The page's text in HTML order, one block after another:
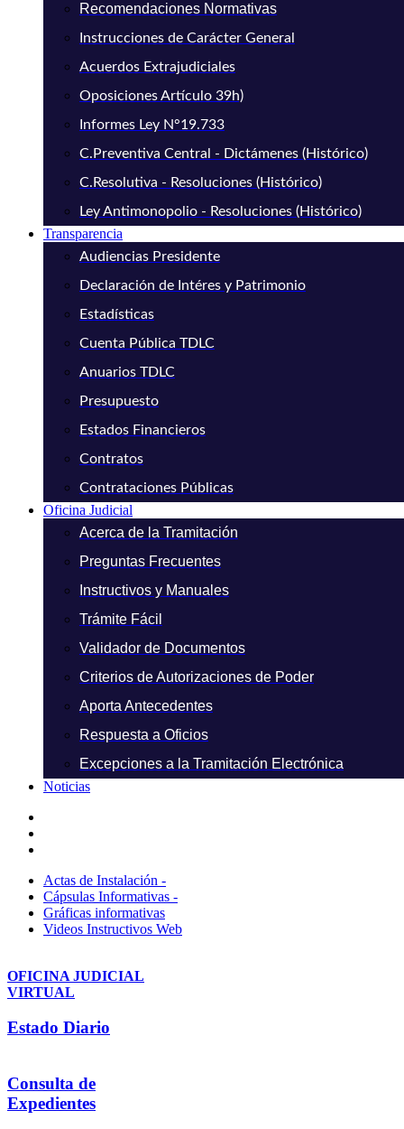
Recomendaciones Normativas
Instrucciones de Carácter General
Acuerdos Extrajudiciales
Oposiciones Artículo 39h)
Informes Ley N°19.733
C.Preventiva Central - Dictámenes (Histórico)
C.Resolutiva - Resoluciones (Histórico)
Ley Antimonopolio - Resoluciones (Histórico)
Transparencia
Audiencias Presidente
Declaración de Intéres y Patrimonio
Estadísticas
Cuenta Pública TDLC
Anuarios TDLC
Presupuesto
Estados Financieros
Contratos
Contrataciones Públicas
Oficina Judicial
Acerca de la Tramitación
Preguntas Frecuentes
Instructivos y Manuales
Trámite Fácil
Validador de Documentos
Criterios de Autorizaciones de Poder
Aporta Antecedentes
Respuesta a Oficios
Excepciones a la Tramitación Electrónica
Noticias
Actas de Instalación -
Cápsulas Informativas -
Gráficas informativas
Videos Instructivos Web
OFICINA JUDICIAL
VIRTUAL
Estado Diario
Consulta de
Expedientes